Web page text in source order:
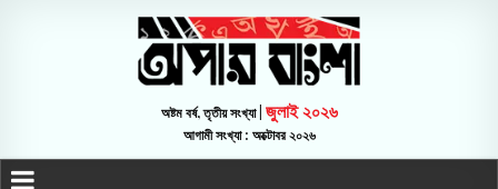
অষ্টম বর্ষ, তৃতীয় সংখ্যা | জুলাই ২০২৬
আগামী সংখ্যা : অক্টোবর ২০২৬